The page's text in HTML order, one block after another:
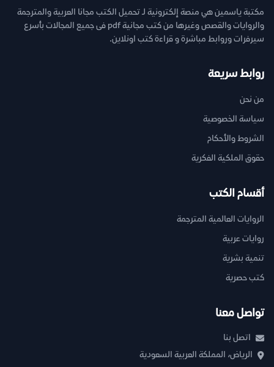
مكتبة ياسمين هي منصة إلكترونية لـ تحميل الكتب مجانا العربية والمترجمة
والروايات والقصص وغيرها من كتب مجانية pdf فى جميع المجالات بأسرع
سيرفرات وروابط مباشرة و قراءة كتب اونلاين.
روابط سريعة
من نحن
سياسة الخصوصية
الشروط والأحكام
حقوق الملكية الفكرية
أقسام الكتب
الروايات العالمية المترجمة
روايات عربية
تنمية بشرية
كتب حصرية
تواصل معنا
اتصل بنا
الرياض، المملكة العربية السعودية